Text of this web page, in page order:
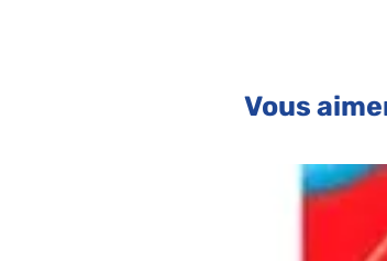
Ce puzzle est bien
scène pittoresque.
Vous